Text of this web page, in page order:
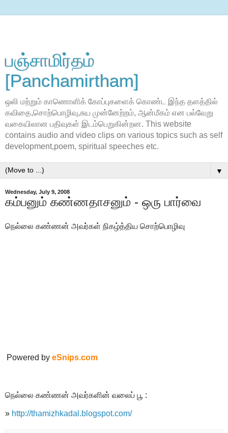
பஞ்சாமிர்தம்
[Panchamirtham]
ஒலி மற்றும் காணொளிக் கோப்புகளைக் கொண்ட இந்த தளத்தில்
கவிதை,சொற்பொழிவு,சுய முன்னேற்றம், ஆன்மீகம் என பல்வேறு
வகையிலான பதிவுகள் இடம்பெறுகின்றன. This website
contains audio and video clips on various topics such as self
development,poem, spiritual speeches etc.
▼
Wednesday, July 9, 2008
கம்பனும் கண்ணதாசனும் - ஒரு பார்வை
நெல்லை கண்ணன் அவர்கள் நிகழ்த்திய சொற்பொழிவு
Powered by eSnips.com
நெல்லை கண்ணன் அவர்களின் வலைப் பூ :
» http://thamizhkadal.blogspot.com/